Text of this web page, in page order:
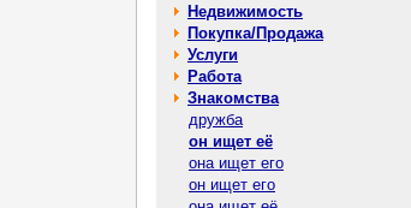
Недвижимость
Покупка/Продажа
Услуги
Работа
Знакомства
дружба
он ищет её
она ищет его
он ищет его